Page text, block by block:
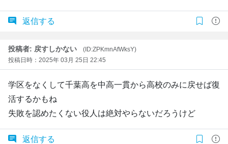
返信する
投稿者: 戻すしかない
(ID:ZPKmnAfWksY)
投稿日時：2025年 03月 25日 22:45
学区をなくして千葉高を中高一貫から高校のみに戻せば復
活するかもね
失敗を認めたくない役人は絶対やらないだろうけど
返信する